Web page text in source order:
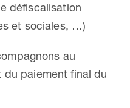
défiscalisation
et sociales, …)
au
du paiement final du